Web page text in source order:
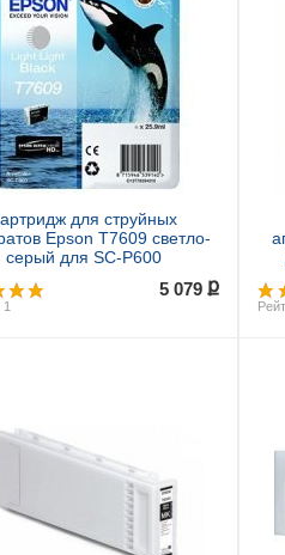
для струйных
Epson T7609 светло-
серый для SC-P600
1
5 079ք